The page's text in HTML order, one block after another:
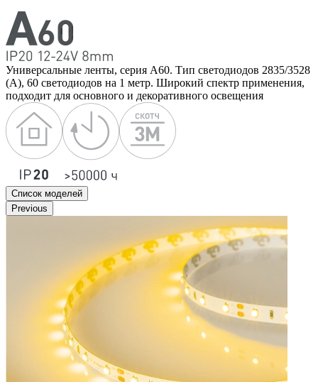
Универсальные ленты, серия А60. Тип светодиодов 2835/3528
(А), 60 светодиодов на 1 метр. Широкий спектр применения,
подходит для основного и декоративного освещения
Список моделей
Previous